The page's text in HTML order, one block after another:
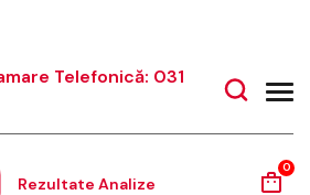
Telefonică: 031
Rezultate Analize
0